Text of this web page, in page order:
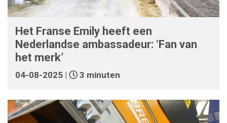
Het Franse Emily heeft een
Nederlandse ambassadeur: ‘Fan van
het merk’
04-08-2025 | 3 minuten